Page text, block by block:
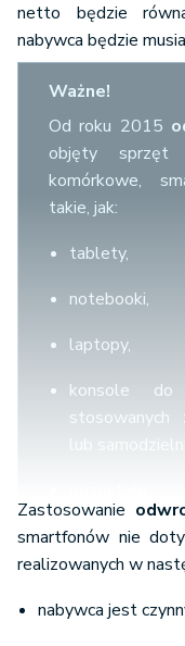
netto będzie
nabywca będzie
Ważne!
Od roku 2015
objęty sprzęt
komórkowe,
takie, jak:
tablety,
notebooki,
laptopy,
konsole
stosowanych
z wyłączeniem
Zastosowanie
smartfonów nie
realizowanych w
nabywca jest